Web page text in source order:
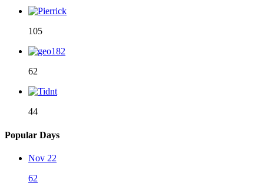
105
62
44
Popular Days
Nov 22
62